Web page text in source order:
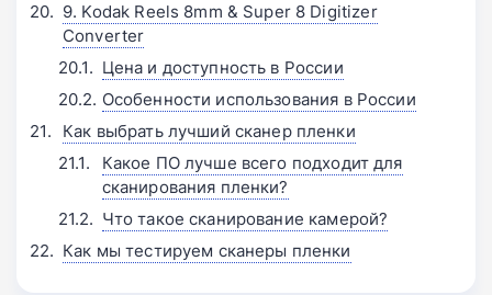
9. Kodak Reels 8mm & Super 8 Digitizer
Converter
Цена и доступность в России
Особенности использования в России
Как выбрать лучший сканер пленки
Какое ПО лучше всего подходит для
сканирования пленки?
Что такое сканирование камерой?
Как мы тестируем сканеры пленки